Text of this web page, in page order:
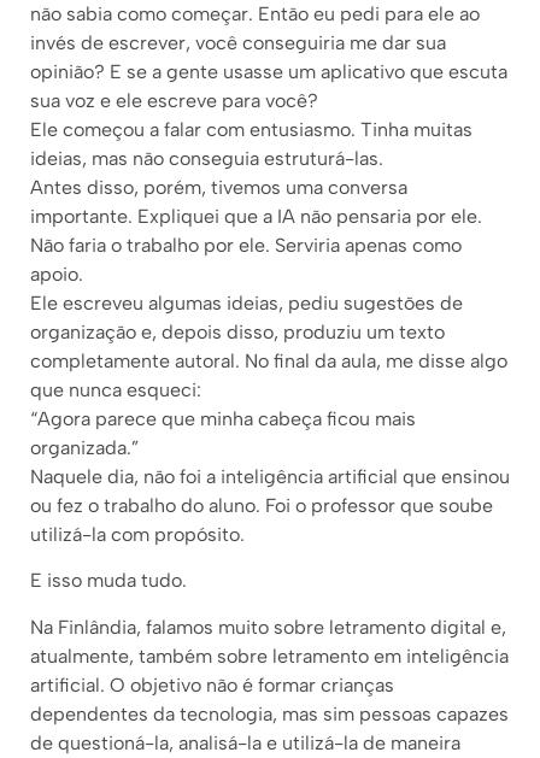
não sabia como começar. Então eu pedi para ele ao
invés de escrever, você conseguiria me dar sua
opinião? E se a gente usasse um aplicativo que escuta
sua voz e ele escreve para você?
Ele começou a falar com entusiasmo. Tinha muitas
ideias, mas não conseguia estruturá-las.
Antes disso, porém, tivemos uma conversa
importante. Expliquei que a IA não pensaria por ele.
Não faria o trabalho por ele. Serviria apenas como
apoio.
Ele escreveu algumas ideias, pediu sugestões de
organização e, depois disso, produziu um texto
completamente autoral. No final da aula, me disse algo
que nunca esqueci:
“Agora parece que minha cabeça ficou mais
organizada.”
Naquele dia, não foi a inteligência artificial que ensinou
ou fez o trabalho do aluno. Foi o professor que soube
utilizá-la com propósito.
E isso muda tudo.
Na Finlândia, falamos muito sobre letramento digital e,
atualmente, também sobre letramento em inteligência
artificial. O objetivo não é formar crianças
dependentes da tecnologia, mas sim pessoas capazes
de questioná-la, analisá-la e utilizá-la de maneira